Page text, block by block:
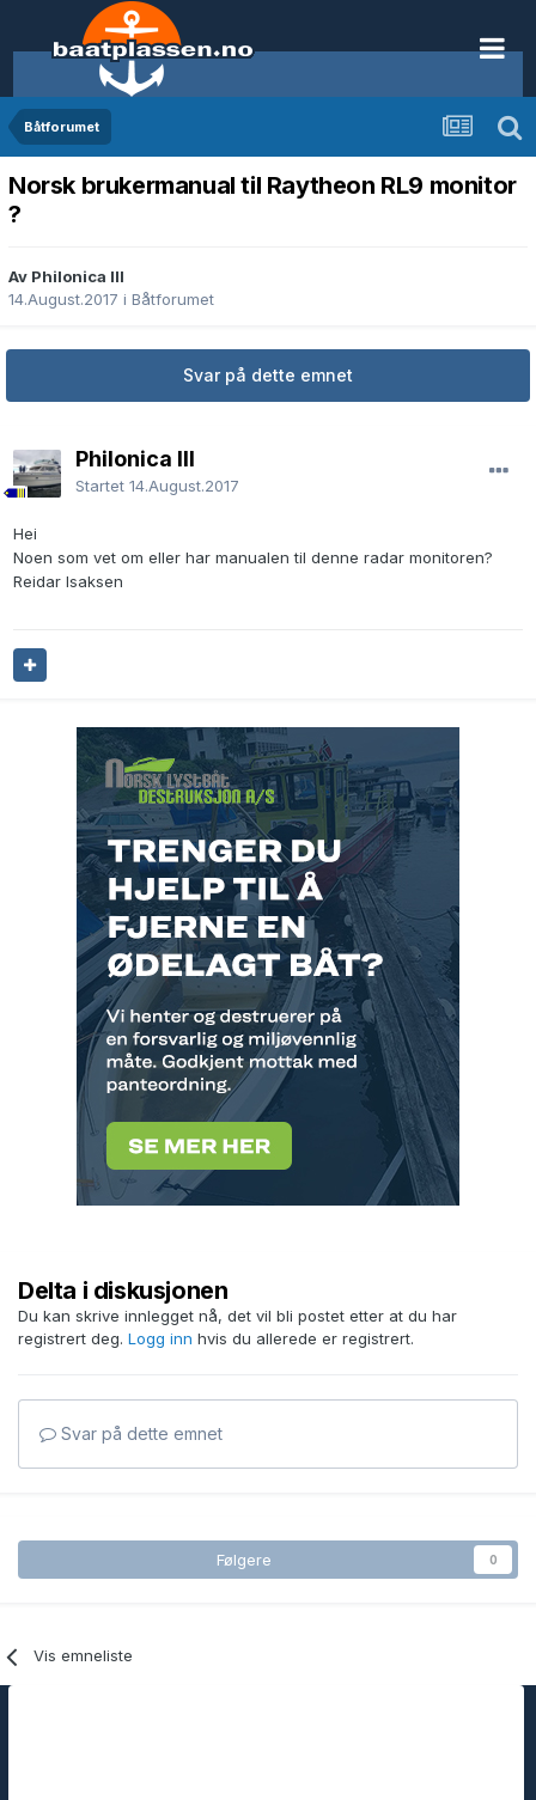
Båtforumet
Norsk brukermanual til Raytheon RL9 monitor
?
Av Philonica III
14.August.2017 i Båtforumet
Svar på dette emnet
Philonica III
Startet 14.August.2017
Hei
Noen som vet om eller har manualen til denne radar monitoren?
Reidar Isaksen
Delta i diskusjonen
Du kan skrive innlegget nå, det vil bli postet etter at du har
registrert deg. Logg inn hvis du allerede er registrert.
Svar på dette emnet
Følgere 0
Vis emneliste